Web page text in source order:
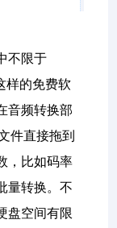
不限于
样的免费软
音频转换部
件直接拖到
，比如码率
量转换。不
盘空间有限